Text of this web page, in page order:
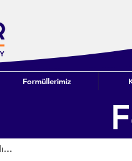
Formüllerimiz